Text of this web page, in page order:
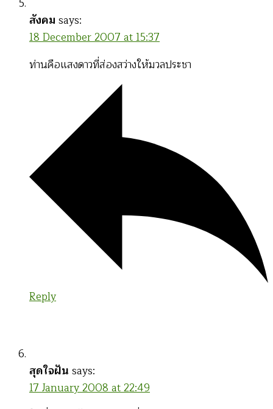
สังคม says:
18 December 2007 at 15:37
ท่านคือแสงดาวที่ส่องสว่างให้มวลประชา
Reply
สุดใจฝัน says:
17 January 2008 at 22:49